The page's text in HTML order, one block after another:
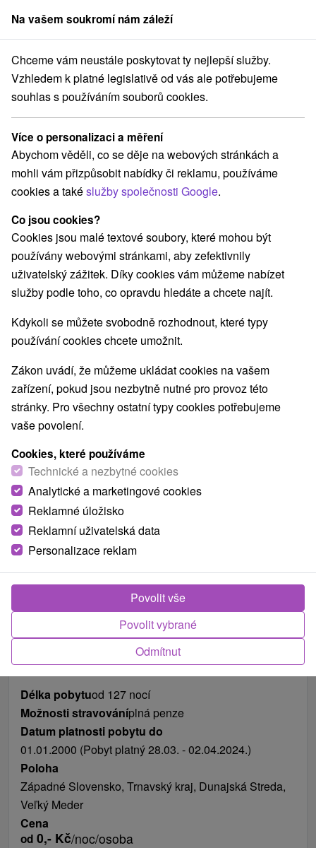
člen skupinySorger
Velikonoční pohoda v Thermal Varga - sváteční pobyt plný vody,
Velikonoční pohoda v Thermal
Varga - sváteční pobyt plný vody,
zábavy a odpočinku
Platnost pobytu vypršela! Vyberte si níže z aktuálních nabídek.
Hotel Thermal Varga★ ★★Velký Meder Veľký Meder
Navigovat do místa
9,3 vynikající·187 recenzí
Fotografie od zákazníků+6
Délka pobytuod 127 nocí
Možnosti stravováníplná penze
Datum platnosti pobytu do
01.01.2000 (Pobyt platný 28.03. - 02.04.2024.)
Poloha
Západné Slovensko, Trnavský kraj, Dunajská Streda,
Veľký Meder
Cena
od 0,- Kč/noc/osoba
Na vašem soukromí nám záleží
Chceme vám neustále poskytovat ty nejlepší služby.
Vzhledem k platné legislativě od vás ale potřebujeme
souhlas s používáním souborů cookies.
Více o personalizaci a měření
Abychom věděli, co se děje na webových stránkách a
mohli vám přizpůsobit nabídky či reklamu, používáme
cookies a takéslužby společnosti Google.
Co jsou cookies?
Cookies jsou malé textové soubory, které mohou být
používány webovými stránkami, aby zefektivnily
uživatelský zážitek. Díky cookies vám můžeme nabízet
služby podle toho, co opravdu hledáte a chcete najít.
Kdykoli se můžete svobodně rozhodnout, které typy
používání cookies chcete umožnit.
Zákon uvádí, že můžeme ukládat cookies na vašem
zařízení, pokud jsou nezbytně nutné pro provoz této
stránky. Pro všechny ostatní typy cookies potřebujeme
vaše povolení.
Cookies, které používáme
Technické a nezbytné cookies
Analytické a marketingové cookies
Reklamné úložisko
Reklamní uživatelská data
Personalizace reklam
Odmítnut
Povolit vybrané
Povolit vše